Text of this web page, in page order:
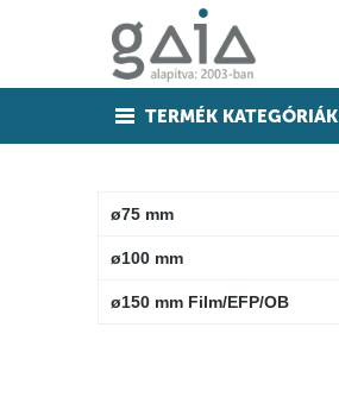
TERMÉK KATEGÓRIÁK
ø75 mm
ø100 mm
ø150 mm Film/EFP/OB